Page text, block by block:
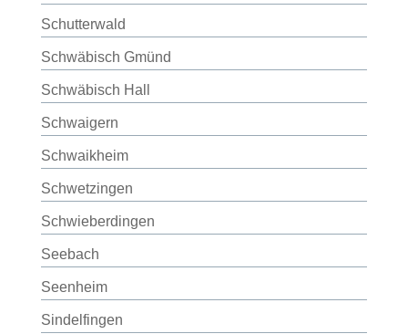
Schutterwald
Schwäbisch Gmünd
Schwäbisch Hall
Schwaigern
Schwaikheim
Schwetzingen
Schwieberdingen
Seebach
Seenheim
Sindelfingen